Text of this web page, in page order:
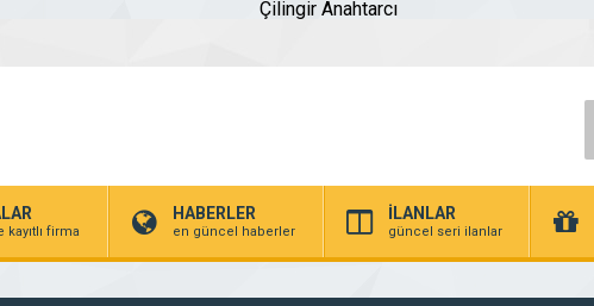
Çilingir Anahtarcı
firma
HABERLER
en güncel haberler
İLANLAR
güncel seri ilanlar